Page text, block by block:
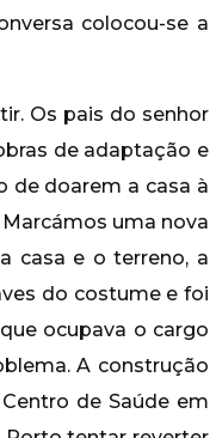
colocou-se a
Os pais do senhor
de adaptação e
de doarem a casa à
uma nova
casa e o terreno, a
do costume e foi
ocupava o cargo
A construção
de Saúde em